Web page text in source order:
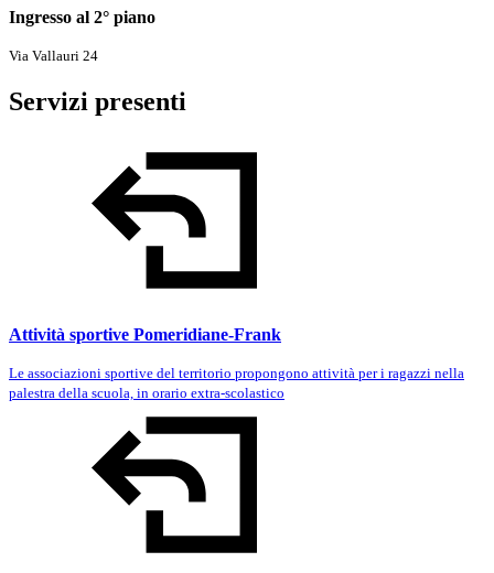
Ingresso al 2° piano
Via Vallauri 24
Servizi presenti
Attività sportive Pomeridiane-Frank
Le associazioni sportive del territorio propongono attività per i ragazzi nella
palestra della scuola, in orario extra-scolastico